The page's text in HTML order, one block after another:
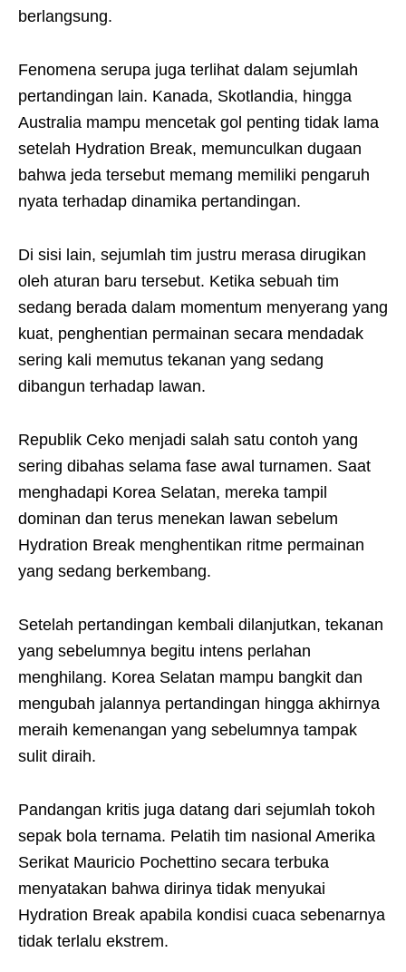
berlangsung.
Fenomena serupa juga terlihat dalam sejumlah
pertandingan lain. Kanada, Skotlandia, hingga
Australia mampu mencetak gol penting tidak lama
setelah Hydration Break, memunculkan dugaan
bahwa jeda tersebut memang memiliki pengaruh
nyata terhadap dinamika pertandingan.
Di sisi lain, sejumlah tim justru merasa dirugikan
oleh aturan baru tersebut. Ketika sebuah tim
sedang berada dalam momentum menyerang yang
kuat, penghentian permainan secara mendadak
sering kali memutus tekanan yang sedang
dibangun terhadap lawan.
Republik Ceko menjadi salah satu contoh yang
sering dibahas selama fase awal turnamen. Saat
menghadapi Korea Selatan, mereka tampil
dominan dan terus menekan lawan sebelum
Hydration Break menghentikan ritme permainan
yang sedang berkembang.
Setelah pertandingan kembali dilanjutkan, tekanan
yang sebelumnya begitu intens perlahan
menghilang. Korea Selatan mampu bangkit dan
mengubah jalannya pertandingan hingga akhirnya
meraih kemenangan yang sebelumnya tampak
sulit diraih.
Pandangan kritis juga datang dari sejumlah tokoh
sepak bola ternama. Pelatih tim nasional Amerika
Serikat Mauricio Pochettino secara terbuka
menyatakan bahwa dirinya tidak menyukai
Hydration Break apabila kondisi cuaca sebenarnya
tidak terlalu ekstrem.